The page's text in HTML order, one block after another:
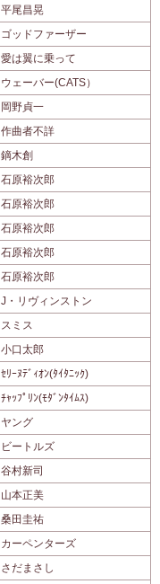
平尾昌晃
ゴッドファーザー
愛は翼に乗って
ウェーバー(CATS）
岡野貞一
作曲者不詳
鏑木創
石原裕次郎
石原裕次郎
石原裕次郎
石原裕次郎
石原裕次郎
J・リヴィンストン
スミス
小口太郎
ｾﾘｰﾇﾃﾞｨｵﾝ(ﾀｲﾀﾆｯｸ)
ﾁｬｯﾌﾟﾘﾝ(ﾓﾀﾞﾝﾀｲﾑｽ)
ヤング
ビートルズ
谷村新司
山本正美
桑田圭祐
カーペンターズ
さだまさし